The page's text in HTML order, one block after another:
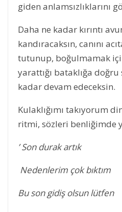
giden anlamsızlıklarını
Daha ne kadar kırıntı
kandıracaksın, canını
tutunup, boğulmamak
yarattığı bataklığa
kadar devam edeceksin.
Kulaklığımı takıyorum
ritmi, sözleri benliğimde
’ Son durak artık
Nedenlerim çok bıktım
Bu son gidiş olsun lütfen